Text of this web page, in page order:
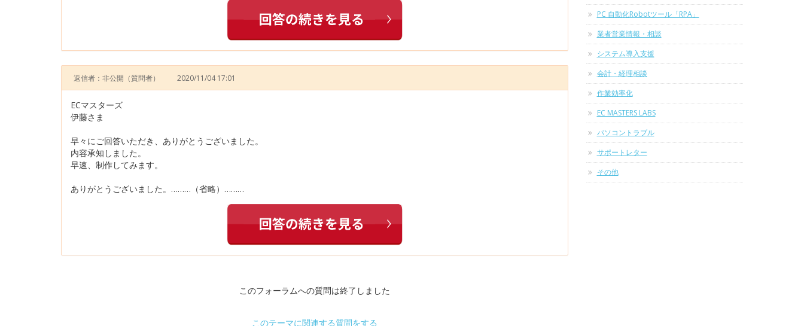
返信者：非公開 （質問者） 2020/11/04 17:01
ECマスターズ
伊藤さま
早々にご回答いただき、ありがとうございました。
内容承知しました。
早速、制作してみます。
ありがとうございました。………（省略）………
このフォーラムへの質問は終了しました
このテーマに関連する質問をする
PC 自動化Robotツール「RPA」
業者営業情報・相談
システム導入支援
会計・経理相談
作業効率化
EC MASTERS LABS
パソコントラブル
サポートレター
その他